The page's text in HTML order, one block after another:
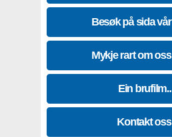
Besøk på sida vår
Mykje rart om oss
Ein brufilm..
Kontakt oss